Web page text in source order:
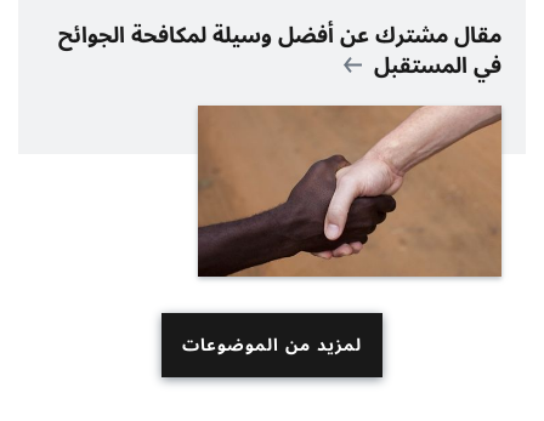
مقال مشترك عن أفضل وسيلة لمكافحة الجوائح
في المستقبل
لمزيد من الموضوعات